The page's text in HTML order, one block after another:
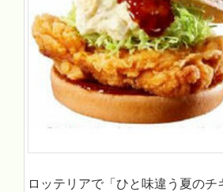
ロッテリアで「ひと味違う夏の